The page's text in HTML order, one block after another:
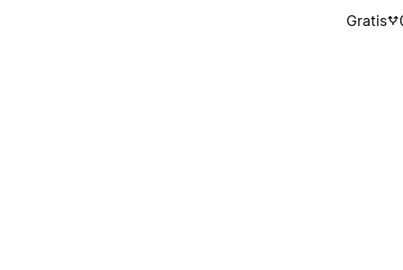
Gratis